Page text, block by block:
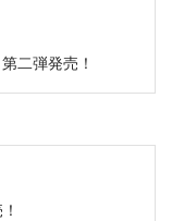
二弾発売！